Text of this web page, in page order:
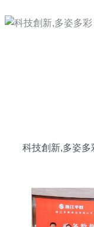
科技創新,多姿